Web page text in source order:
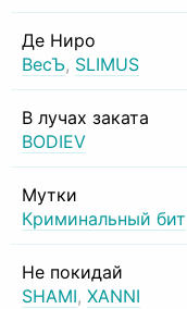
Де Ниро
ВесЪ, SLIMUS
В лучах заката
BODIEV
Мутки
Криминальный бит
Не покидай
SHAMI, XANNI